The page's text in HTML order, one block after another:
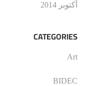
أكتوبر 2014
CATEGORIES
Art
BIDEC